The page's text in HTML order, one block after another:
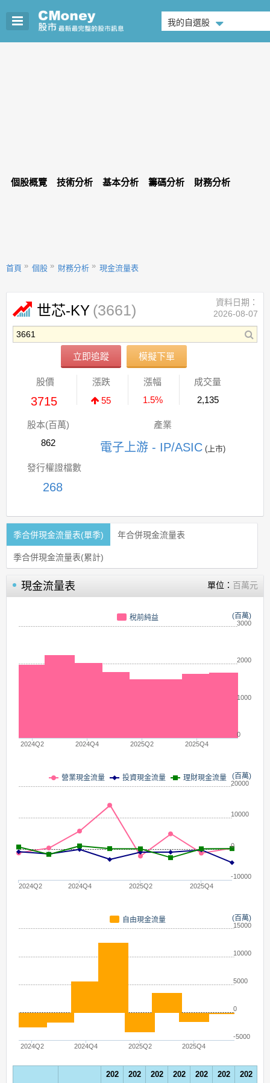
我的自選股
個股概覽 技術分析 基本分析 籌碼分析 財務分析
首頁 個股 財務分析 現金流量表
世芯-KY (3661)
立即追蹤 模擬下單
資料日期：
2026-08-07
股價
3715
漲跌
55
漲幅
1.5%
成交量
2,135
股本(百萬)
862
產業
電子上游 - IP/ASIC (上市)
發行權證檔數
268
季合併現金流量表(單季) 年合併現金流量表
季合併現金流量表(累計)
現金流量表 單位： 百萬元
(百萬)
稅前純益
2024Q2 2024Q4 2025Q2 2025Q4
0
1000
2000
3000
(百萬)
營業現金流量 投資現金流量 理財現金流量
2024Q2 2024Q4 2025Q2 2025Q4
-10000
0
10000
20000
(百萬)
自由現金流量
2024Q2 2024Q4 2025Q2 2025Q4
-5000
0
5000
10000
15000
202
202
202
202
202
202
202